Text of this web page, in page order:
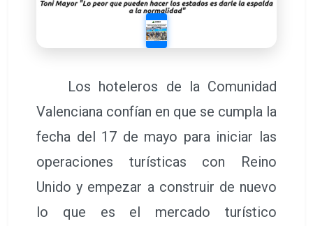
Los hoteleros de la Comunidad
Valenciana confían en que se cumpla la
fecha del 17 de mayo para iniciar las
operaciones turísticas con Reino
Unido y empezar a construir de nuevo
lo que es el mercado turístico